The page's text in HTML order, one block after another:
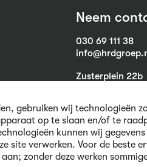
gebruiken wij technologieën
op te slaan en/of te
kunnen wij gegevens
site verwerken. Voor de beste
zonder deze werken
Neem
030 69 111 38
Zusterplein 22b